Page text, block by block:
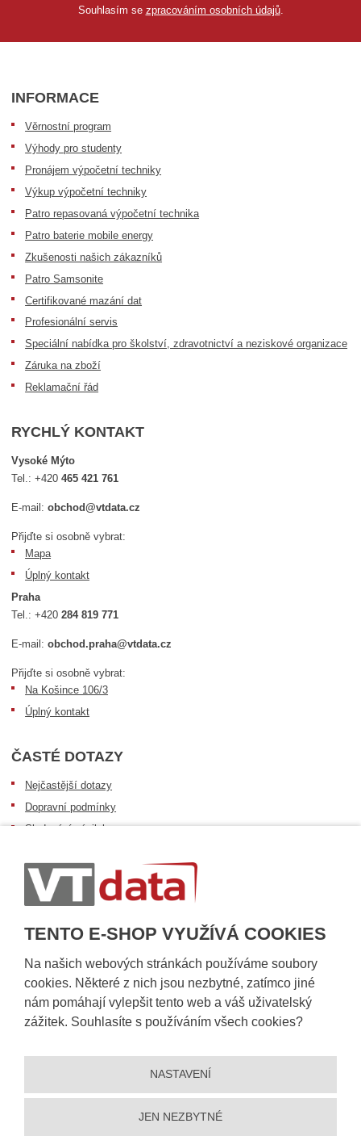
TENTO E-SHOP VYUŽÍVÁ COOKIES
Na našich webových stránkách používáme soubory
cookies. Některé z nich jsou nezbytné, zatímco jiné
nám pomáhají vylepšit tento web a váš uživatelský
zážitek. Souhlasíte s používáním všech cookies?
NASTAVENÍ
JEN NEZBYTNÉ
Souhlasím se zpracováním osobních údajů.
INFORMACE
Věrnostní program
Výhody pro studenty
Pronájem výpočetní techniky
Výkup výpočetní techniky
Patro repasovaná výpočetní technika
Patro baterie mobile energy
Zkušenosti našich zákazníků
Patro Samsonite
Certifikované mazání dat
Profesionální servis
Speciální nabídka pro školství, zdravotnictví a neziskové organizace
Záruka na zboží
Reklamační řád
RYCHLÝ KONTAKT
Vysoké Mýto
Tel.:+420465 421 761
E-mail:obchod@vtdata.cz
Přijďte si osobně vybrat:
Mapa
Úplný kontakt
Praha
Tel.:+420284 819 771
E-mail:obchod.praha@vtdata.cz
Přijďte si osobně vybrat:
Na Košince 106/3
Úplný kontakt
ČASTÉ DOTAZY
Nejčastější dotazy
Dopravní podmínky
Sledování zásilek
Informace k dostupnosti zboží
Obecné informace
Prohlášení o přístupnosti |Ochrana osobních údajů |Mapa stránek ||